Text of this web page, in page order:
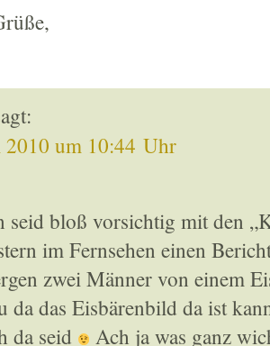
2010 um 10:44 Uhr
seid bloß vorsichtig mit den
im Fernsehen einen
zwei Männer von einem
da das Eisbärenbild da ist
da seid
Ach ja was ganz